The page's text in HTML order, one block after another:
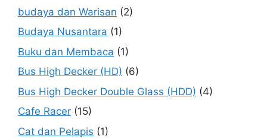
budaya dan Warisan (2)
Budaya Nusantara (1)
Buku dan Membaca (1)
Bus High Decker (HD) (6)
Bus High Decker Double Glass (HDD) (4)
Cafe Racer (15)
Cat dan Pelapis (1)